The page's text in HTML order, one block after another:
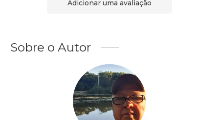
Adicionar uma avaliação
Sobre o Autor